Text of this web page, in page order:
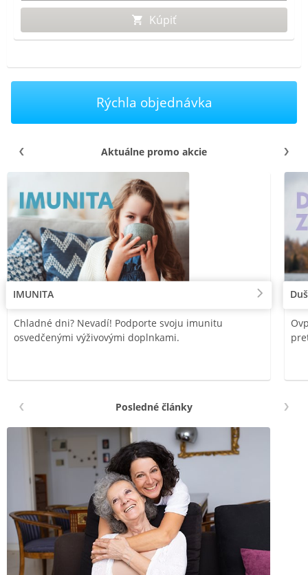
Kúpiť
Rýchla objednávka
Aktuálne promo akcie
IMUNITA
Chladné dni? Nevadí! Podporte svoju imunitu
osvedčenými výživovými doplnkami.
Posledné články